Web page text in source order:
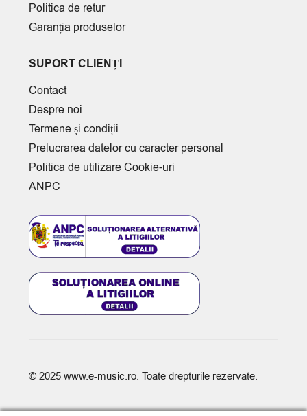
Politica de retur
Garanția produselor
SUPORT CLIENȚI
Contact
Despre noi
Termene și condiții
Prelucrarea datelor cu caracter personal
Politica de utilizare Cookie-uri
ANPC
© 2025 www.e-music.ro. Toate drepturile rezervate.